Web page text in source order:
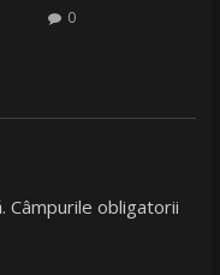
0
Câmpurile obligatorii